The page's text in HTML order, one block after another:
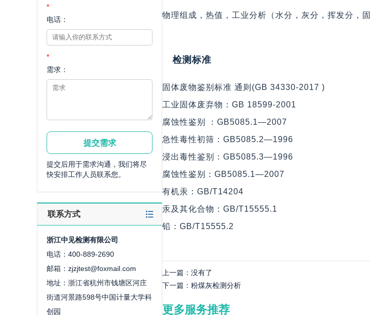
*
电话：
*
需求：
提交后用于需求沟通，我们将尽
快安排工作人员联系您。
联系方式
浙江中见检测有限公司
电话：400-889-2690
邮箱：zjzjtest@foxmail.com
地址：浙江省杭州市钱塘区河庄
街道河景路598号中国计量大学科
创园
物理组成，热值，工业分析（水分，灰分，挥发分，
检测标准
固体废物鉴别标准 通则(GB 34330-2017 )
工业固体废弃物：GB 18599-2001
腐蚀性鉴别 ：GB5085.1—2007
急性毒性初筛：GB5085.2—1996
浸出毒性鉴别：GB5085.3—1996
腐蚀性鉴别：GB5085.1—2007
有机汞：GB/T14204
汞及其化合物：GB/T15555.1
铅：GB/T15555.2
上一篇： 没有了
下一篇： 粉煤灰检测分析
更多服务推荐